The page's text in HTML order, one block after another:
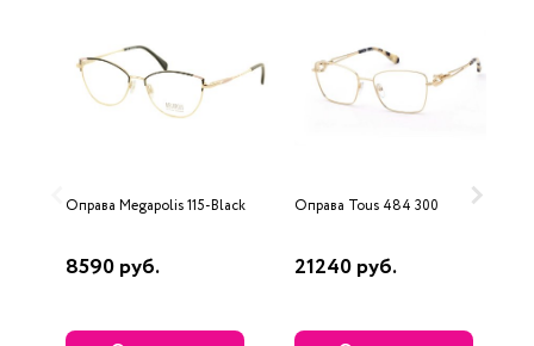
Оправа Megapolis 115-Black
8590 руб.
Оправа Tous 484 300
21240 руб.